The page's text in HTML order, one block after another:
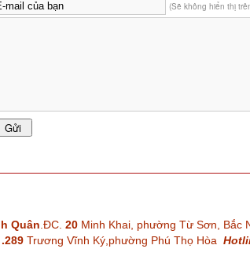
(Sẽ không hiển thị
Quân.ĐC. 20 Minh Khai, phường Từ Sơn, Bắc
Trương Vĩnh Ký,phường Phú Thọ Hòa